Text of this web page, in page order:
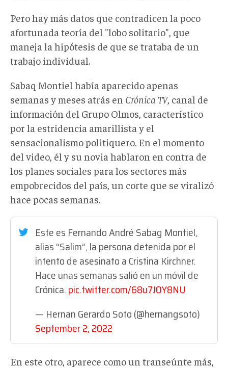
Pero hay más datos que contradicen la poco
afortunada teoría del "lobo solitario", que
maneja la hipótesis de que se trataba de un
trabajo individual.
Sabaq Montiel había aparecido apenas
semanas y meses atrás en Crónica TV, canal de
información del Grupo Olmos, característico
por la estridencia amarillista y el
sensacionalismo politiquero. En el momento
del video, él y su novia hablaron en contra de
los planes sociales para los sectores más
empobrecidos del país, un corte que se viralizó
hace pocas semanas.
Este es Fernando André Sabag Montiel,
alias “Salim”, la persona detenida por el
intento de asesinato a Cristina Kirchner.
Hace unas semanas salió en un móvil de
Crónica.pic.twitter.com/68u7JOY8NU
— Hernan Gerardo Soto (@hernangsoto)
September 2, 2022
En este otro, aparece como un transeúnte más,